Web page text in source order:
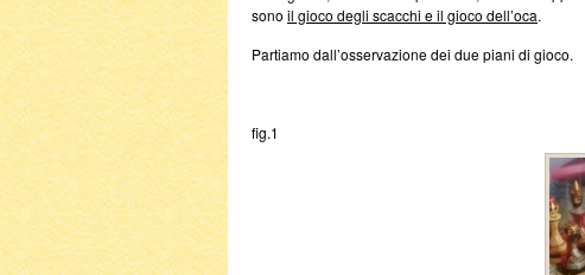
sono il gioco degli scacchi e il gioco dell’oca.
Partiamo dall’osservazione dei due piani di gioco.
fig.1